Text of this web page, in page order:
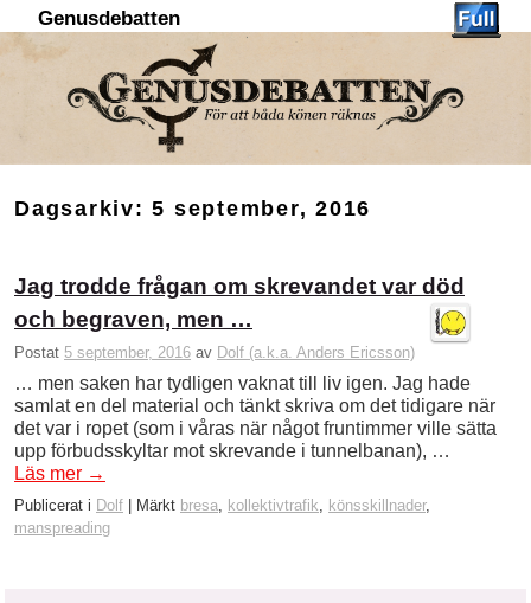
Genusdebatten
Dagsarkiv:5 september, 2016
Jag trodde frågan om skrevandet var död
och begraven, men …
Postat 5 september, 2016 av Dolf (a.k.a. Anders Ericsson)
… men saken har tydligen vaknat till liv igen. Jag hade
samlat en del material och tänkt skriva om det tidigare när
det var i ropet (som i våras när något fruntimmer ville sätta
upp förbudsskyltar mot skrevande i tunnelbanan), …
Läs mer →
Publicerat i Dolf Märkt bresa, kollektivtrafik, könsskillnader,
manspreading